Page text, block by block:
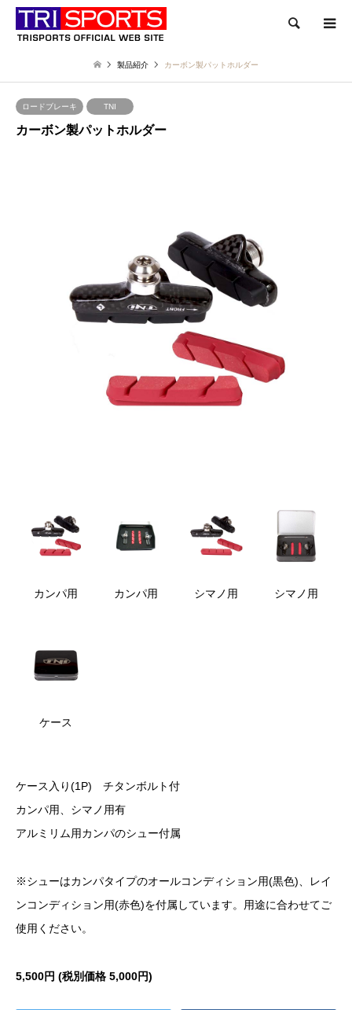
検索
製品紹介 カーボン製パットホルダー
ロードブレーキ TNI
カーボン製パットホルダー
カンパ用 カンパ用 シマノ用 シマノ用
ケース
ケース入り(1P) チタンボルト付
カンパ用、シマノ用有
アルミリム用カンパのシュー付属
※シューはカンパタイプのオールコンディション用(黒色)、レイ
ンコンディション用(赤色)を付属しています。用途に合わせてご
使用ください。
5,500円 (税別価格 5,000円)